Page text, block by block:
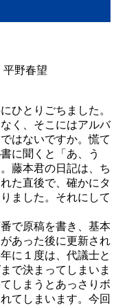
平野春望
ひとりごちました。
く、そこにはアルバ
はないですか。慌て
に聞くと「あ、う
藤本君の日記は、ち
た直後で、確かにタ
ました。それにして
で原稿を書き、基本
あった後に更新され
に１度は、代議士と
で決まってしまいま
しまうとあっさりボ
てしまいます。今回